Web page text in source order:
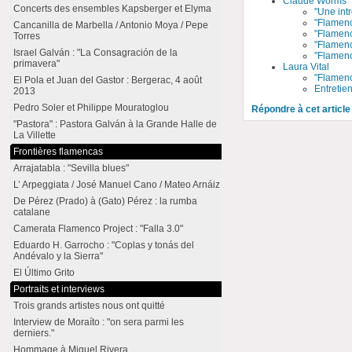
"Une
Laura Vital
Répondre à cet article
Concerts des ensembles Kapsberger et Elyma
Cancanilla de Marbella / Antonio Moya / Pepe
Torres
Israel Galván : "La Consagración de la
primavera"
El Pola et Juan del Gastor : Bergerac, 4 août
2013
Pedro Soler et Philippe Mouratoglou
"Pastora" : Pastora Galván à la Grande Halle de
La Villette
Frontières flamencas
Arrajatabla : "Sevilla blues"
L’ Arpeggiata / José Manuel Cano / Mateo Arnáiz
De Pérez (Prado) à (Gato) Pérez : la rumba
catalane
Camerata Flamenco Project : "Falla 3.0"
Eduardo H. Garrocho : "Coplas y tonás del
Andévalo y la Sierra"
El Último Grito
Portraits et interviews
Trois grands artistes nous ont quitté
Interview de Moraíto : "on sera parmi les
derniers."
Hommage à Miguel Rivera